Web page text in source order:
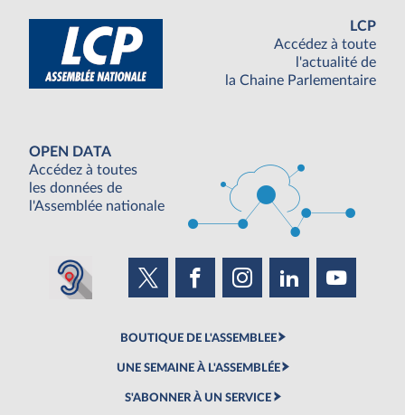
LCP
Accédez à toute
l'actualité de
la Chaine Parlementaire
OPEN DATA
Accédez à toutes
les données de
l'Assemblée nationale
BOUTIQUE DE L'ASSEMBLEE
UNE SEMAINE À L'ASSEMBLÉE
S'ABONNER À UN SERVICE